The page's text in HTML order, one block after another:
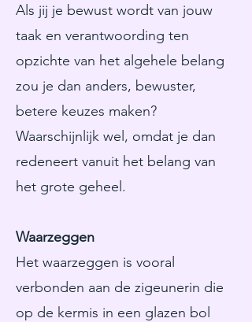
Als jij je bewust wordt van jouw
taak en verantwoording ten
opzichte van het algehele belang
zou je dan anders, bewuster,
betere keuzes maken?
Waarschijnlijk wel, omdat je dan
redeneert vanuit het belang van
het grote geheel.
Waarzeggen
Het waarzeggen is vooral
verbonden aan de zigeunerin die
op de kermis in een glazen bol